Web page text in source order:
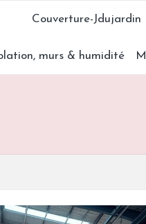
Couverture-Jdujardin
murs & humidité